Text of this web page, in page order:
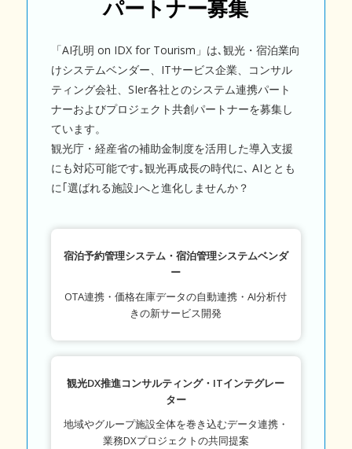
パートナー募集
「AI孔明 on IDX for Tourism」は､観光・宿泊業向
けシステムベンダー、ITサービス企業、コンサル
ティング会社、SIer各社とのシステム連携パート
ナーおよびプロジェクト共創パートナーを募集し
ています。
観光庁・経産省の補助金制度を活用した導入支援
にも対応可能です｡観光再成長の時代に､ AIととも
に｢選ばれる施設｣へと進化しませんか？
宿泊予約管理システム・宿泊管理システムベンダ
ー
OTA連携・価格在庫データの自動連携・AI分析付
きの新サービス開発
観光DX推進コンサルティング・ITインテグレー
ター
地域やグループ施設全体を巻き込むデータ連携・
業務DXプロジェクトの共同提案